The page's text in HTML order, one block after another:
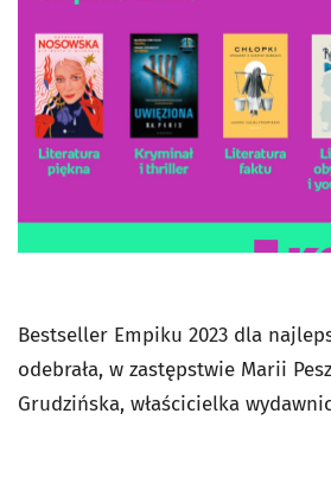
Bestseller Empiku 2023 dla
odebrała, w zastępstwie Marii
Grudzińska, właścicielka